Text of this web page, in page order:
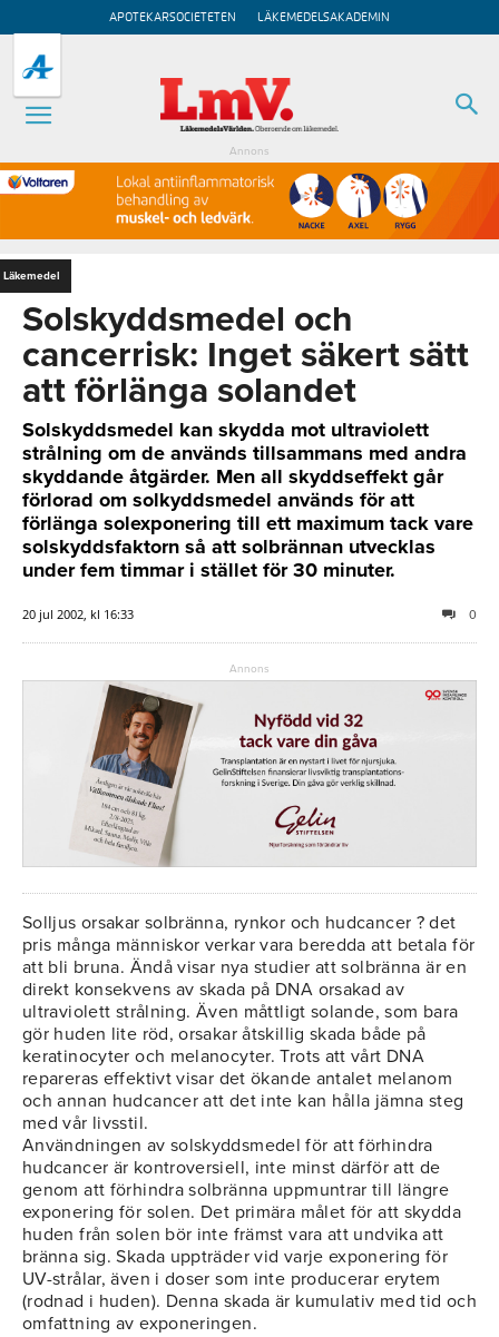
APOTEKARSOCIETETEN LÄKEMEDELSAKADEMIN
Annons
Läkemedel
Solskyddsmedel och
cancerrisk: Inget säkert sätt
att förlänga solandet
Solskyddsmedel kan skydda mot ultraviolett
strålning om de används tillsammans med andra
skyddande åtgärder. Men all skyddseffekt går
förlorad om solkyddsmedel används för att
förlänga solexponering till ett maximum tack vare
solskyddsfaktorn så att solbrännan utvecklas
under fem timmar i stället för 30 minuter.
20 jul 2002, kl 16:33 0
Annons
Solljus orsakar solbränna, rynkor och hudcancer ? det
pris många människor verkar vara beredda att betala för
att bli bruna. Ändå visar nya studier att solbränna är en
direkt konsekvens av skada på DNA orsakad av
ultraviolett strålning. Även måttligt solande, som bara
gör huden lite röd, orsakar åtskillig skada både på
keratinocyter och melanocyter. Trots att vårt DNA
repareras effektivt visar det ökande antalet melanom
och annan hudcancer att det inte kan hålla jämna steg
med vår livsstil.
Användningen av solskyddsmedel för att förhindra
hudcancer är kontroversiell, inte minst därför att de
genom att förhindra solbränna uppmuntrar till längre
exponering för solen. Det primära målet för att skydda
huden från solen bör inte främst vara att undvika att
bränna sig. Skada uppträder vid varje exponering för
UV-strålar, även i doser som inte producerar erytem
(rodnad i huden). Denna skada är kumulativ med tid och
omfattning av exponeringen.